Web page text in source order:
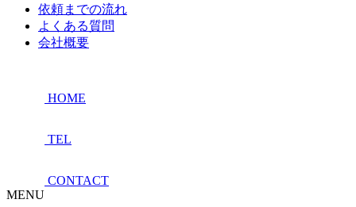
依頼までの流れ
よくある質問
会社概要
HOME
TEL
CONTACT
MENU